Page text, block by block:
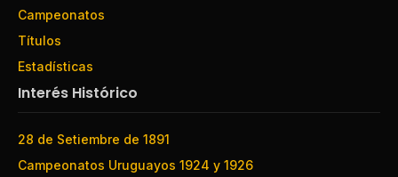
Campeonatos
Títulos
Estadísticas
Interés Histórico
28 de Setiembre de 1891
Campeonatos Uruguayos 1924 y 1926